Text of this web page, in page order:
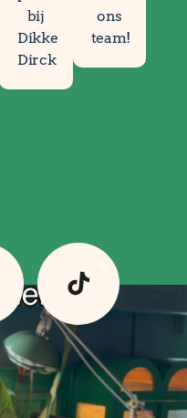
bij
Dikke
Dirck
ons
team!